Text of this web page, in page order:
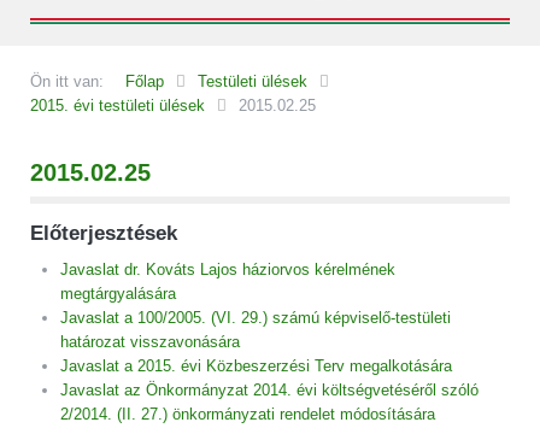
Ön itt van: Főlap
Testületi ülések
2015. évi testületi ülések
2015.02.25
2015.02.25
Előterjesztések
Javaslat dr. Kováts Lajos háziorvos kérelmének
megtárgyalására
Javaslat a 100/2005. (VI. 29.) számú képviselő-testületi
határozat visszavonására
Javaslat a 2015. évi Közbeszerzési Terv megalkotására
Javaslat az Önkormányzat 2014. évi költségvetéséről szóló
2/2014. (II. 27.) önkormányzati rendelet módosítására